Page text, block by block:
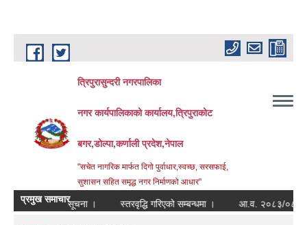
Skip to main content
त्रिपुरासुन्दरी नगरपालिका
नगर कार्यपालिकाको कार्यालय,त्रिपुराकोट
बगर,डोल्पा,कर्णाली प्रदेश,नेपाल
"सचेत नागरिक मार्फत दिगो पुर्वाधार,स्वच्छ, सरसफाई,
सुशासन सहित समृद्ध नगर निर्माणको आधार"
प्रमुख समाचार
सम्बन्धी सूचना । स्तरवृद्धि गरिएको सम्बन्धमा । आ.व. २०८३/०८४ डोल्पा